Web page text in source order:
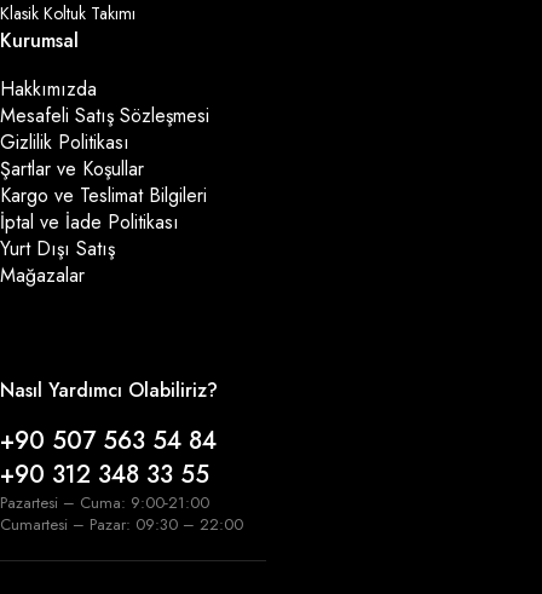
Klasik Koltuk Takımı
Kurumsal
Hakkımızda
Mesafeli Satış Sözleşmesi
Gizlilik Politikası
Şartlar ve Koşullar
Kargo ve Teslimat Bilgileri
İptal ve İade Politikası
Yurt Dışı Satış
Mağazalar
Nasıl Yardımcı Olabiliriz?
+90 507 563 54 84
+90 312 348 33 55
Pazartesi – Cuma: 9:00-21:00
Cumartesi – Pazar: 09:30 – 22:00